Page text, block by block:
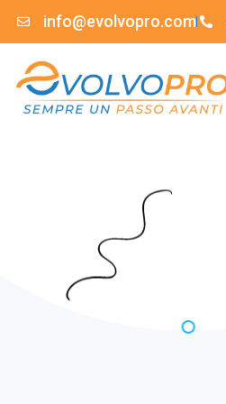
info@evolvopro.com